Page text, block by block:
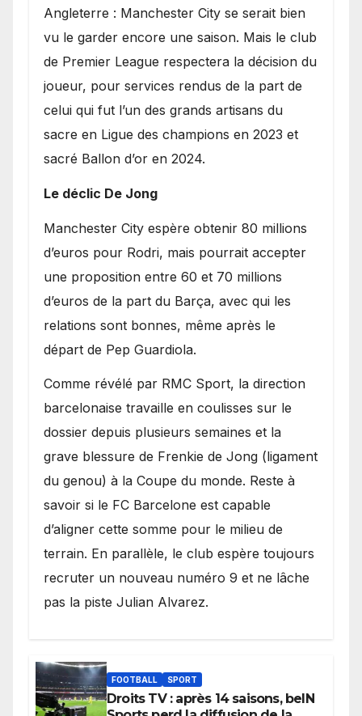
Angleterre : Manchester City se serait bien
vu le garder encore une saison. Mais le club
de Premier League respectera la décision du
joueur, pour services rendus de la part de
celui qui fut l’un des grands artisans du
sacre en Ligue des champions en 2023 et
sacré Ballon d’or en 2024.
Le déclic De Jong
​Manchester City espère obtenir 80 millions
d’euros pour Rodri, mais pourrait accepter
une proposition entre 60 et 70 millions
d’euros de la part du Barça, avec qui les
relations sont bonnes, même après le
départ de Pep Guardiola.
​Comme révélé par RMC Sport, la direction
barcelonaise travaille en coulisses sur le
dossier depuis plusieurs semaines et la
grave blessure de Frenkie de Jong (ligament
du genou) à la Coupe du monde. Reste à
savoir si le FC Barcelone est capable
d’aligner cette somme pour le milieu de
terrain. En parallèle, le club espère toujours
recruter un nouveau numéro 9 et ne lâche
pas la piste Julian Alvarez.
FOOTBALL SPORT
Droits TV : après 14 saisons, beIN